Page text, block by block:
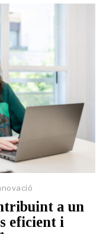
a un
eficient i